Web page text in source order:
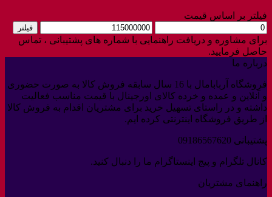
فیلتر بر اساس قیمت
حداقل
قیمت
حداکثر
قیمت
فیلتر
برای مشاوره و دریافت راهنمایی با شماره های پشتیبانی ، تماس
حاصل فرمایید.
درباره ما
فروشگاه آربابامال با 16 سال سابقه فروش کالا به صورت حضوری
و آنلاین و عمده و خرده کالای اورجینال با قیمت مناسب فعالیت
داشته و در راستای تسهیل خرید برای مشتریان اقدام به فروش کالا
از طریق فروشگاه اینترنتی کرده ایم.
پشتیبانی 09186567620
کانال تلگرام و پیج اینستاگرام ما را دنبال کنید.
راهنمای مشتریان